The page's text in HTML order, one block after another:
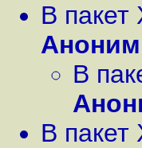
В
Аноним
В
В